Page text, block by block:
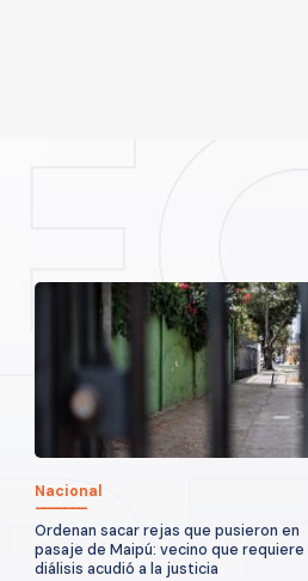
Nacional
Ordenan sacar rejas que pusieron en
pasaje de Maipú: vecino que requiere
diálisis acudió a la justicia